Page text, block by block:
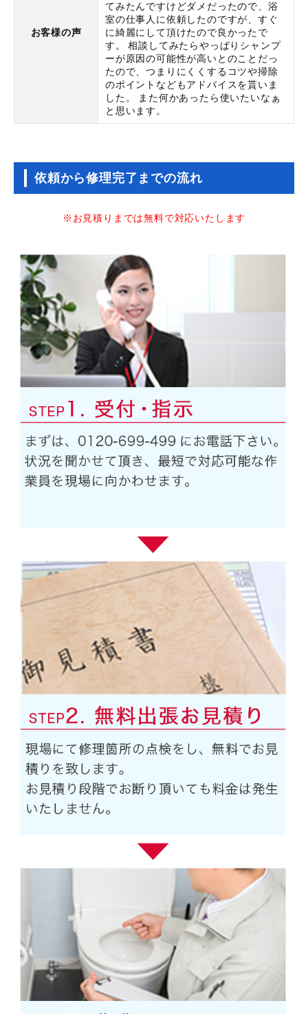
お客様の声
てみたんですけどダメだったので、浴
室の仕事人に依頼したのですが、すぐ
に綺麗にして頂けたので良かったで
す。 相談してみたらやっぱりシャンプ
ーが原因の可能性が高いとのことだっ
たので、つまりにくくするコツや掃除
のポイントなどもアドバイスを貰いま
した。 また何かあったら使いたいなぁ
と思います。
依頼から修理完了までの流れ
※お見積りまでは無料で対応いたします